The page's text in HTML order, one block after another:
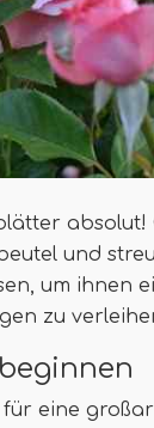
absolut!
und
um ihnen
zu
für eine